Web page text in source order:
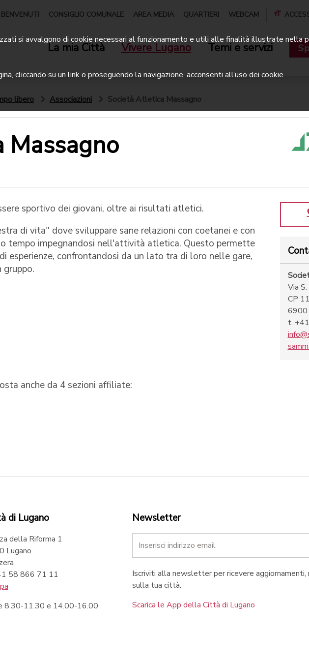
BENVENUTI CONSIGLIO COMUNALE AREA MEDIA QUARTIERI WEBCAM
La mia Città Vivere Lugano Temi e servizi
libero Associazioni Società Atletica Massagno
Massagno
sportivo dei giovani, oltre ai risultati atletici.
di vita" dove sviluppare sane relazioni con coetanei e con
tempo impegnandosi nell'attività atletica. Questo permette
esperienze, confrontandosi da un lato tra di loro nelle gare,
anche da 4 sezioni affiliate:
Via
CP
6900
t.
di Lugano
della Riforma 1
Lugano
58 866 71 11
8.30-11.30 e 14.00-16.00
Newsletter
Iscriviti alla newsletter per ricevere aggiornamenti,
sulla tua città.
Scarica le App della Città di Lugano
si avvalgono di cookie necessari al funzionamento e utili alle finalità illustrate nella
cliccando su un link o proseguendo la navigazione, acconsenti all’uso dei cookie.